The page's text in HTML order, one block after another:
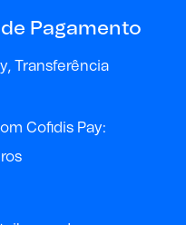
Pagamento
Transferência
Cofidis Pay: